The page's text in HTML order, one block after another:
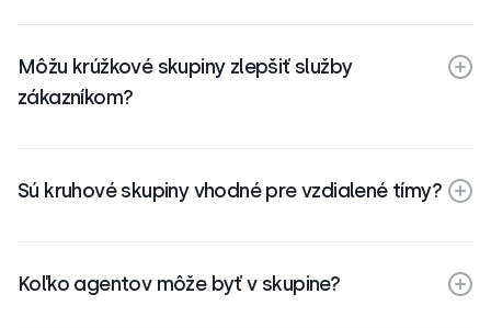
Môžu krúžkové skupiny zlepšiť služby
zákazníkom?
Sú kruhové skupiny vhodné pre vzdialené tímy?
Koľko agentov môže byť v skupine?